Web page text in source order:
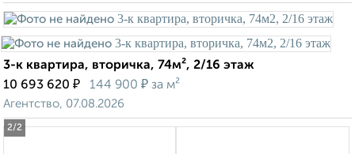
2/2
3-к квартира, вторичка, 74м², 2/16 этаж
10 693 620 ₽ 144 900 ₽ за м²
Агентство, 07.08.2026